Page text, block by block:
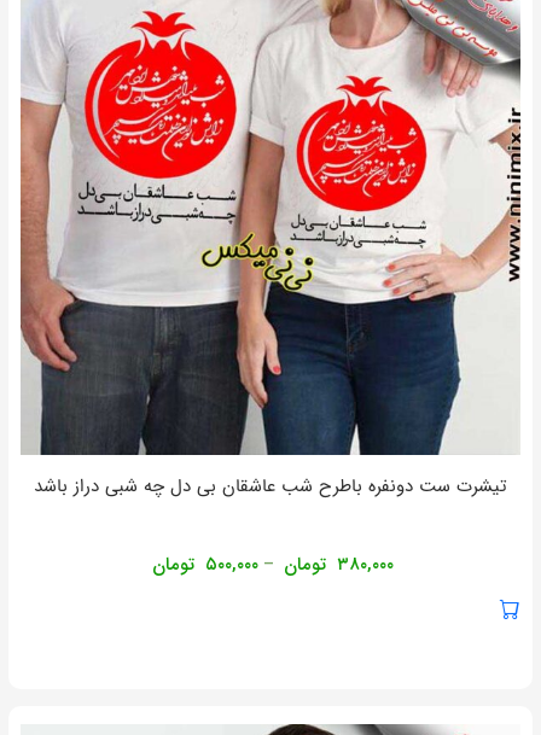
تیشرت ست دونفره باطرح شب عاشقان بی دل چه شبی دراز باشد
۳۸۰,۰۰۰ تومان – ۵۰۰,۰۰۰ تومان